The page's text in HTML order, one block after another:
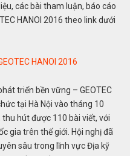
các bài tham luận, báo cáo
HANOI 2016 theo link dưới
HANOI 2016
triển bền vững – GEOTEC
tại Hà Nội vào tháng 10
hút được 110 bài viết, với
gia trên thế giới. Hội nghị đã
sâu trong lĩnh vực Địa kỹ